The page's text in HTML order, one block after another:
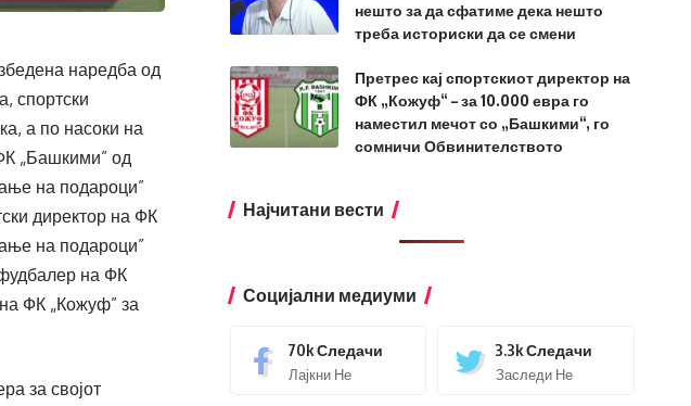
наредба од
спортски
а по насоки на
„Башкими” од
на подароци”
директор на ФК
на подароци”
на ФК
ФК „Кожуф” за
за својот
нешто за да сфатиме дека нешто
треба историски да се смени
Претрес кај спортскиот директор на
ФК „Кожуф“ – за 10.000 евра го
наместил мечот со „Башкими“, го
сомничи Обвинителството
Најчитани вести
Социјални медиуми
70kСледачи
Лајкни Не
3.3kСледачи
Заследи Не